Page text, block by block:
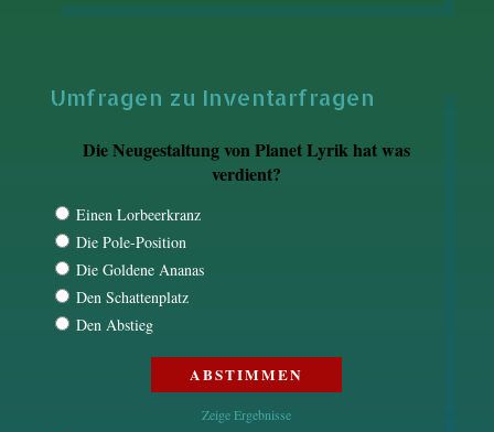
Umfragen zu Inventarfragen
Die Neugestaltung von Planet Lyrik hat was
verdient?
Einen Lorbeerkranz
Die Pole-Position
Die Goldene Ananas
Den Schattenplatz
Den Abstieg
Zeige Ergebnisse